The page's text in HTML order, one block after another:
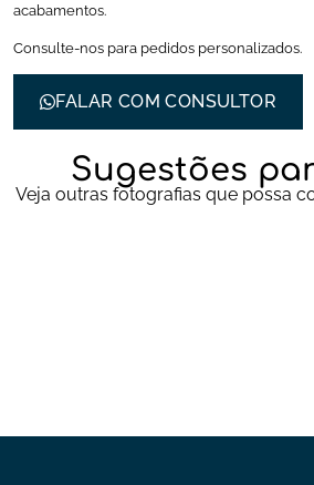
acabamentos.
Consulte-nos para pedidos personalizados.
FALAR COM CONSULTOR
Sugestões
Veja outras fotografias que possa